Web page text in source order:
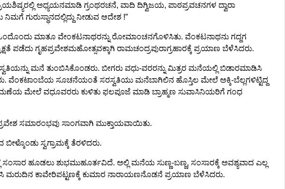
ಅಧ್ಯಯನಮಾಡಿ ಗ್ರಂಥರಚನೆ, ವಾದಿ ದಿಗ್ವಿಜಯ, ಪಾಠಪ್ರವಚನಗಳ ದ್ವಾರಾ
ಗುರುಸ್ಥಾನದಲ್ಲಿದ್ದು ನೀಡುವ ಆದೇಶ !”
ಮಾತೂ ವೇಂಕಟನಾಥರನ್ನು ರೋಮಾಂಚನಗೊಳಿಸಿತು. ವೆಂಕಟನಾಥನು ಗದ್ದಗ
ಗೃಹಪ್ರವೇಶಮಹೋತ್ಸವಕ್ಕಾಗಿ ರಾಮಚಂದ್ರಪುರಾಗ್ರಹಾರಕ್ಕೆ ಪ್ರಯಾಣ ಬೆಳೆಸಿದರು.
ಮನೆ ತುಂಬಿಸಿಕೊಂಡರು. ಬೀಗರು ವಧು-ವರರನ್ನು ಮಿತ್ರರ ಮನೆಯಲ್ಲಿ ಬಿಡಾರಮಾಡಿಸಿ
ವೆಂಕಟಾಂಬೆಯ ಸೂಚನೆಯಂತೆ ಸರಸ್ವತಿಯು ಮನೆಬಾಗಿಲಿನ ಹೊಸ್ತಿಲ ಮೇಲೆ ಅಕ್ಕಿ-ಬೆಲ್ಲಗಳಿಟ್ಟಿದ್ದ
ಮೇಲೆ ವಧೂವರರು ಕುಳಿತು ಫಲಪೂಜೆ ಮಾಡಿ ಬ್ರಾಹ್ಮಣ ಸುವಾಸಿನಿಯರಿಗೆ ಗಂಧ
ಸಮಾರಂಭವು ಸಾಂಗವಾಗಿ ಮುಕ್ತಾಯವಾಯಿತು.
ಸ್ವಗ್ರಾಮಕ್ಕೆ ತೆರಳಿದರು.
ಹೂಡಲು ಶುಭಮುಹೂರ್ತವಿದೆ. ಅಲ್ಲಿ ಮನೆಯ ಸುಣ್ಣ-ಬಣ್ಣ, ಸಂಸಾರಕ್ಕೆ ಅವಶ್ಯವಾದ ಎಲ್ಲ
ಮರುದಿನ ಕಾವೇರಿಪಟ್ಟಣಕ್ಕೆ ಕುಮಾರ ನಾರಾಯಣನೊಡನೆ ಪ್ರಯಾಣ ಬೆಳೆಸಿದರು.